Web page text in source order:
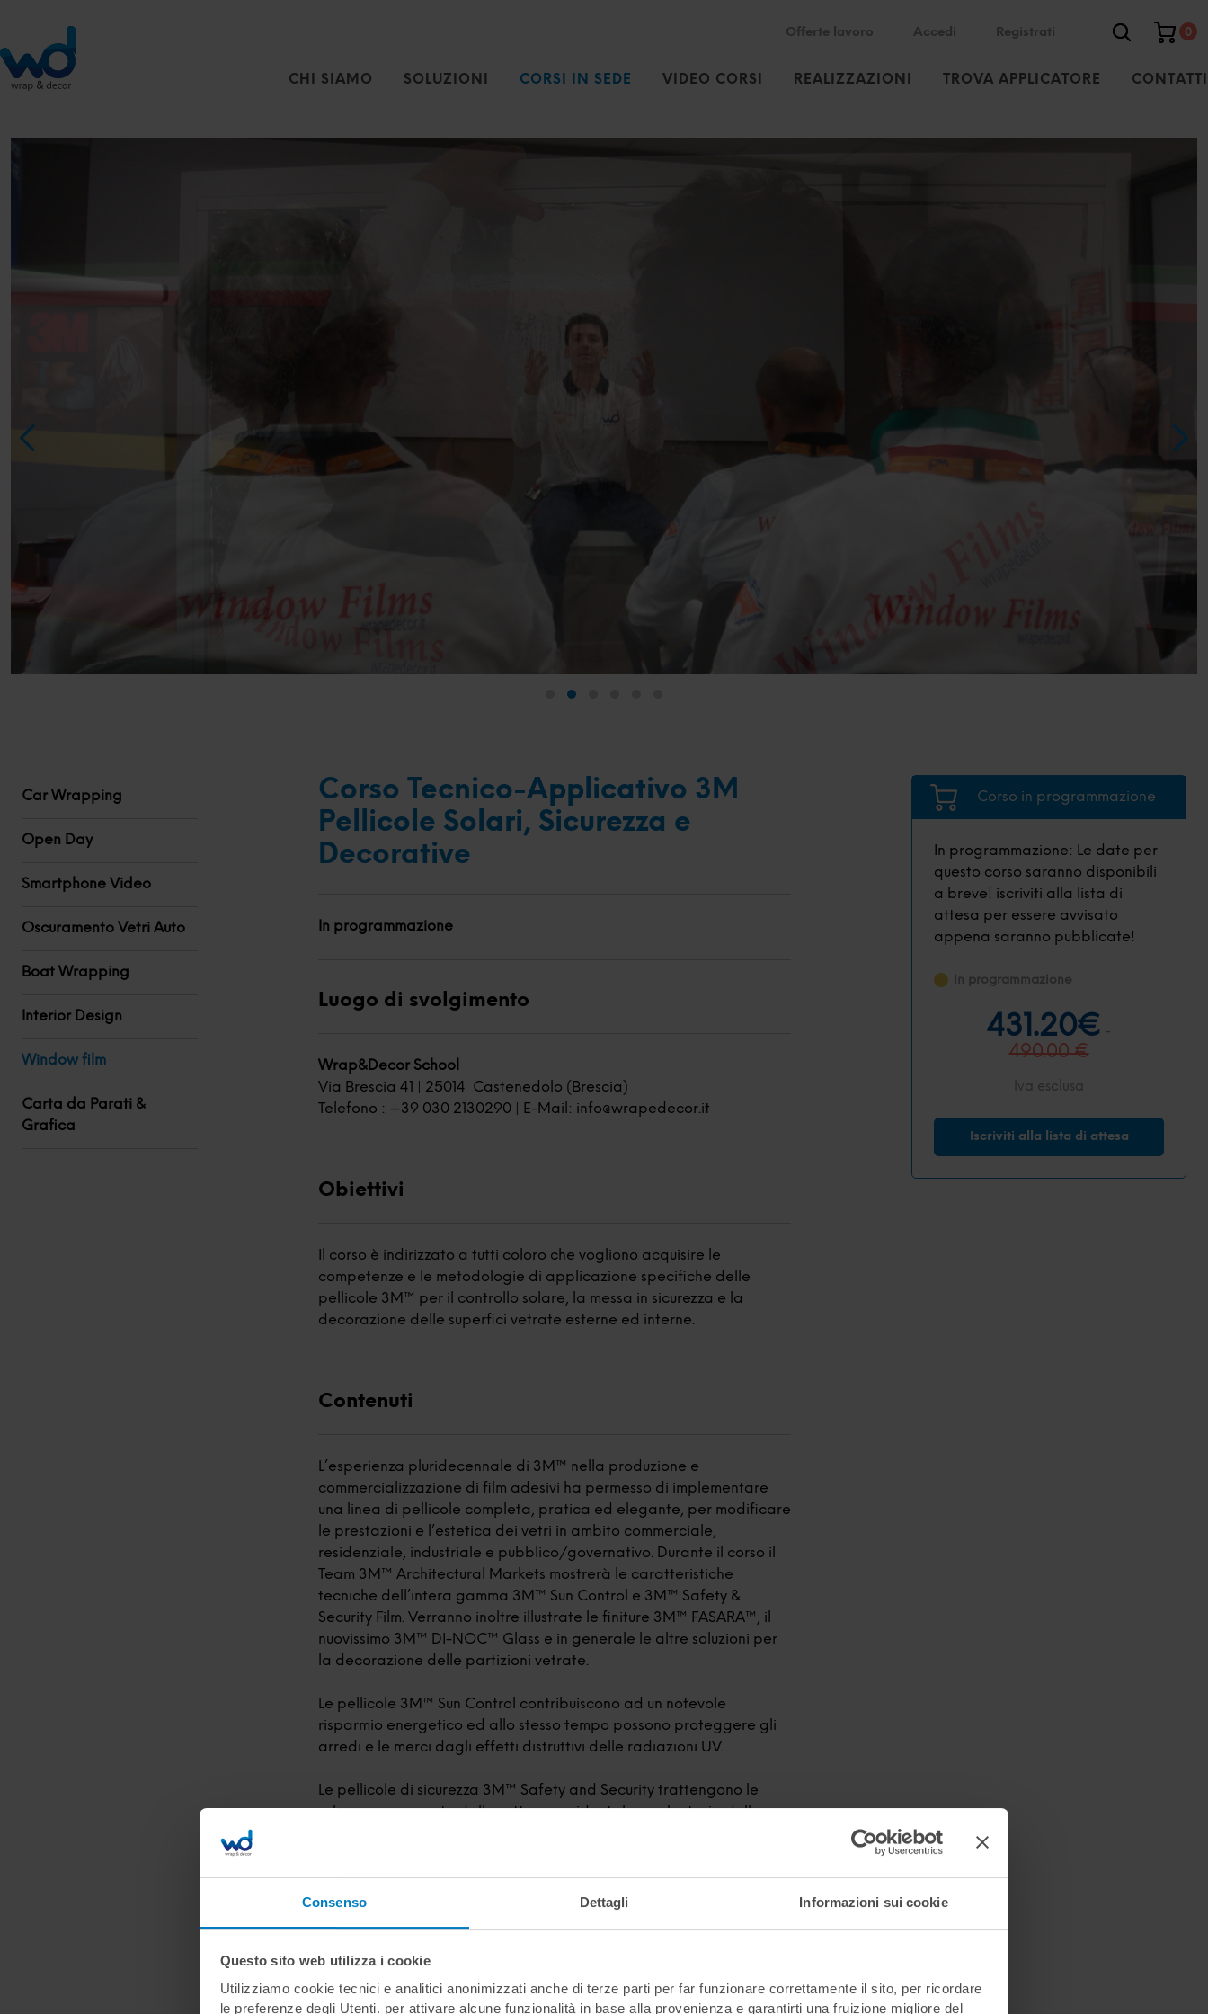
Consenso Dettagli Informazioni sui cookie
Questo sito web utilizza i cookie
Utilizziamo cookie tecnici e analitici anonimizzati anche di terze parti per far funzionare correttamente il sito, per ricordare
le preferenze degli Utenti. per attivare alcune funzionalità in base alla provenienza e garantirti una fruizione migliore del
CHI SIAMO SOLUZIONI CORSI IN SEDE VIDEO CORSI REALIZZAZIONI TROVA APPLICATORE CONTATTI
Offerte lavoro Accedi Registrati 0
Corso Tecnico-Applicativo 3M
Pellicole Solari, Sicurezza e
Decorative
In programmazione
Luogo di svolgimento
Wrap&Decor School
Via Brescia 41 | 25014 Castenedolo (Brescia)
Telefono : +39 030 2130290 | E-Mail: info@wrapedecor.it
Obiettivi
Il corso è indirizzato a tutti coloro che vogliono acquisire le
competenze e le metodologie di applicazione specifiche delle
pellicole 3M™ per il controllo solare, la messa in sicurezza e la
decorazione delle superfici vetrate esterne ed interne.
Contenuti
L’esperienza pluridecennale di 3M™ nella produzione e
commercializzazione di film adesivi ha permesso di implementare
una linea di pellicole completa, pratica ed elegante, per modificare
le prestazioni e l’estetica dei vetri in ambito commerciale,
residenziale, industriale e pubblico/governativo. Durante il corso il
Team 3M™ Architectural Markets mostrerà le caratteristiche
tecniche dell’intera gamma 3M™ Sun Control e 3M™ Safety &
Security Film. Verranno inoltre illustrate le finiture 3M™ FASARA™, il
nuovissimo 3M™ DI-NOC™ Glass e in generale le altre soluzioni per
la decorazione delle partizioni vetrate.
Le pellicole 3M™ Sun Control contribuiscono ad un notevole
risparmio energetico ed allo stesso tempo possono proteggere gli
arredi e le merci dagli effetti distruttivi delle radiazioni UV.
Le pellicole di sicurezza 3M™ Safety and Security trattengono le
schegge provocate dalla rottura accidentale o volontaria delle
Le pellicole 3M™ FASARA™ e le altre finiture di pregio per la
decorazione di parti vetrate sono prodotti tecnologicamente
Verranno altresì approfondite le diverse tipologie di vetro sulle quali
le stesse pellicole possono essere installate e tutti gli accorgimenti
Corso in programmazione
In programmazione: Le date per
questo corso saranno disponibili
a breve! iscriviti alla lista di
attesa per essere avvisato
appena saranno pubblicate!
In programmazione
431.20€ -
490.00 €
Iva esclusa
Iscriviti alla lista di attesa
Car Wrapping
Open Day
Smartphone Video
Oscuramento Vetri Auto
Boat Wrapping
Interior Design
Window film
Carta da Parati &
Grafica